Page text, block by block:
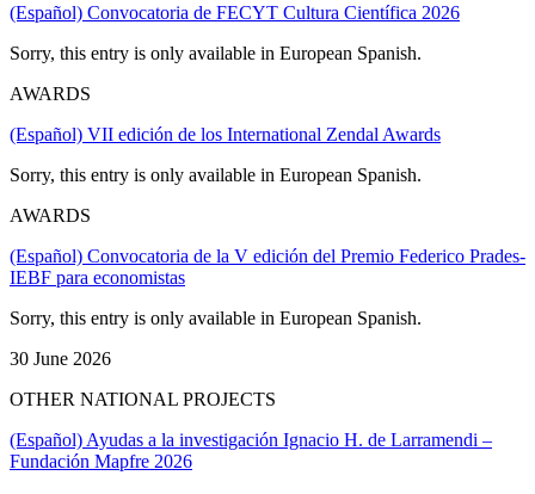
(Español) Convocatoria de FECYT Cultura Científica 2026
Sorry, this entry is only available in European Spanish.
AWARDS
(Español) VII edición de los International Zendal Awards
Sorry, this entry is only available in European Spanish.
AWARDS
(Español) Convocatoria de la V edición del Premio Federico Prades-
IEBF para economistas
Sorry, this entry is only available in European Spanish.
30 June 2026
OTHER NATIONAL PROJECTS
(Español) Ayudas a la investigación Ignacio H. de Larramendi –
Fundación Mapfre 2026